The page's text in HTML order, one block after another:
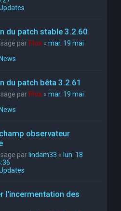
du patch stable 3.2.60
par Flox « mar. 19 mai
News
du patch bêta 3.2.61
par Flox « mar. 19 mai
News
observateur
par lindam33 « lun. 18
l'incermentation des